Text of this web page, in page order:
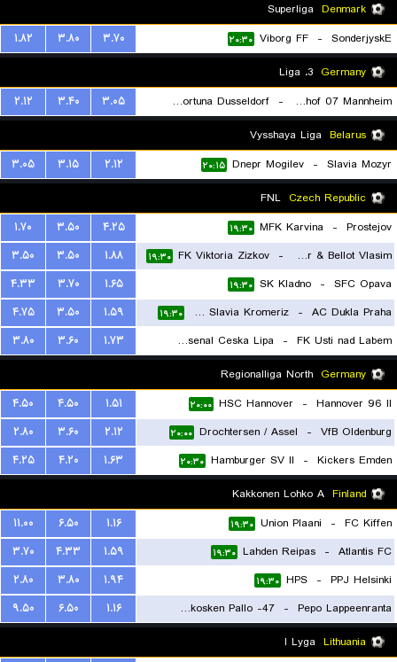
Denmark
SonderjyskE
-
Viborg FF ۲۰:۳۰ ۳.۷۰ ۳.۸۰
۱.۸۲
Germany
SV Waldhof 07 Mannheim
-
TSV Fortuna Dusseldorf
۲۰:۳۰
۳.۰۵ ۳.۴۰
۲.۱۲
Belarus
Slavia Mozyr
-
Dnepr Mogilev ۲۰:۱۵ ۲.۱۲ ۳.۱۵
۳.۰۵
Czech Republic
Prostejov
-
MFK Karvina ۱۹:۳۰ ۴.۲۵ ۳.۵۰
۱.۷۰
FC Sellier & Bellot Vlasim
-
FK Viktoria Zizkov ۱۹:۳۰ ۱.۸۸ ۳.۵۰
۳.۵۰
SFC Opava
-
SK Kladno ۱۹:۳۰ ۱.۶۵ ۳.۷۰
۴.۳۳
AC Dukla Praha
-
SK Hanacka Slavia Kromeriz ۱۹:۳۰ ۱.۵۹ ۳.۵۰
۴.۷۵
FK Usti nad Labem
-
Fk Arsenal Ceska Lipa
۱۹:۳۰
۱.۷۳ ۳.۶۰
۳.۸۰
Germany
Hannover 96 II
-
HSC Hannover ۲۰:۰۰ ۱.۵۱ ۴.۵۰
۴.۵۰
VfB Oldenburg
-
Drochtersen / Assel ۲۰:۰۰ ۲.۱۲ ۳.۶۰
۲.۸۰
Kickers Emden
-
Hamburger SV II ۲۰:۳۰ ۱.۶۳ ۴.۲۰
۴.۲۵
Finland
FC Kiffen
-
Union Plaani ۱۹:۳۰ ۱.۱۶ ۶.۵۰
۱۱.۰۰
Atlantis FC
-
Lahden Reipas ۱۹:۳۰ ۱.۵۹ ۴.۳۳
۳.۷۰
PPJ Helsinki
-
HPS ۱۹:۳۰ ۱.۹۴ ۳.۸۰
۲.۸۰
Pepo Lappeenranta
-
Myllykosken Pallo -47
۱۹:۳۰
۱.۱۶ ۶.۵۰
۹.۵۰
Lithuania